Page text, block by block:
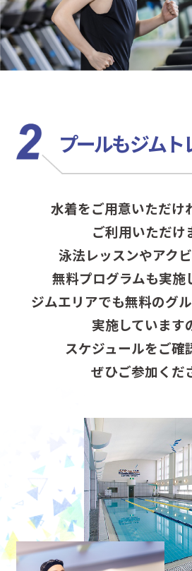
プールもジムト
水着をご用意いただけ
ご利用いただけ
泳法レッスンやアク
無料プログラムも実施
ジムエリアでも無料のグ
実施しています
スケジュールをご確
ぜひご参加くだ